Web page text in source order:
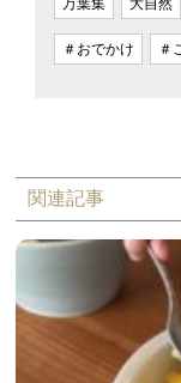
万葉集 大自然
＃おでかけ ＃
関連記事